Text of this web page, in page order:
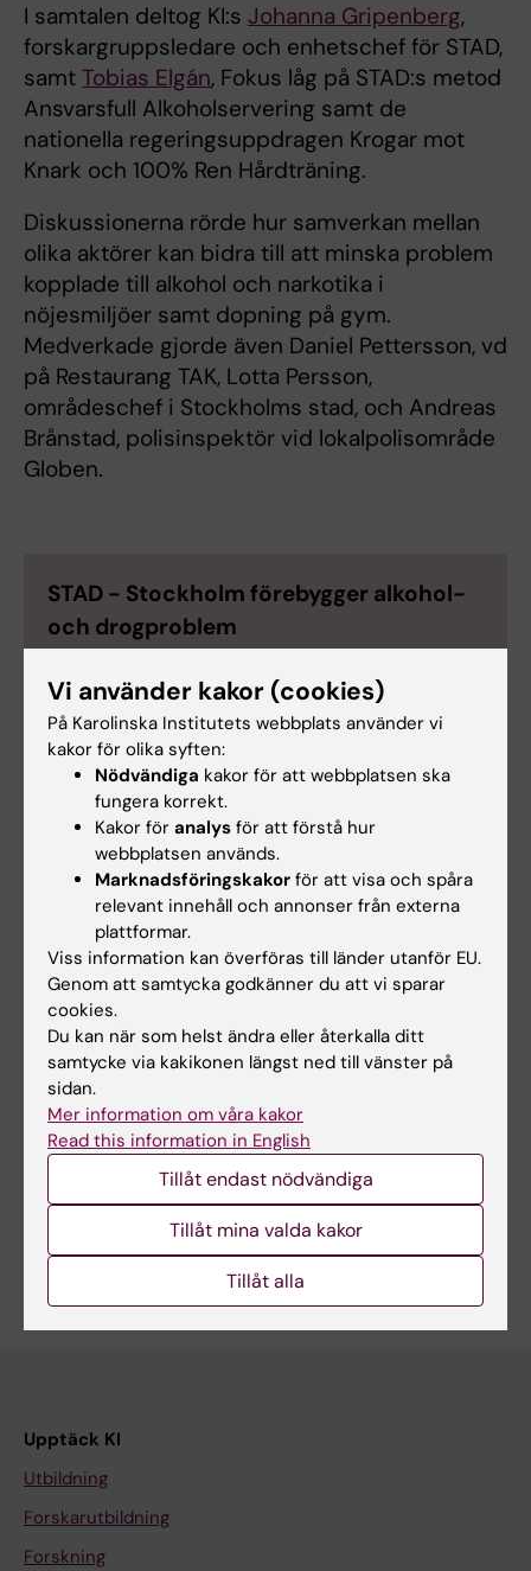
I samtalen deltog KI:s Johanna Gripenberg,
forskargruppsledare och enhetschef för STAD,
samt Tobias Elgán, Fokus låg på STAD:s metod
Ansvarsfull Alkoholservering samt de
nationella regeringsuppdragen Krogar mot
Knark och 100% Ren Hårdträning.
Diskussionerna rörde hur samverkan mellan
olika aktörer kan bidra till att minska problem
kopplade till alkohol och narkotika i
nöjesmiljöer samt dopning på gym.
Medverkade gjorde även Daniel Pettersson, vd
på Restaurang TAK, Lotta Persson,
områdeschef i Stockholms stad, och Andreas
Brånstad, polisinspektör vid lokalpolisområde
Globen.
STAD - Stockholm förebygger alkohol-
och drogproblem
narkotika- och dopningsförebyggande arbete vid
Centrum för psykiatriforskning,Institutionen för
klinisk neurovetenskap
Verksamheten utvecklar, implementerar,
utvärderar och sprider evidensbaserade metoder
och samverkar med myndigheter, kommuner och
andra aktörer för att bidra till tryggare och mer
hållbara samhällsmiljöer.
Uppdaterad av:
Ann Hagerborn
2026-04-24
Innehållsgranskare:
Tobias Elgan
Upptäck KI
Utbildning
Forskarutbildning
Forskning
Vi använder kakor (cookies)
På Karolinska Institutets webbplats använder vi
kakor för olika syften:
Nödvändiga kakor för att webbplatsen ska
fungera korrekt.
Kakor för analys för att förstå hur
webbplatsen används.
Marknadsföringskakor för att visa och spåra
relevant innehåll och annonser från externa
plattformar.
Viss information kan överföras till länder utanför EU.
Genom att samtycka godkänner du att vi sparar
cookies.
Du kan när som helst ändra eller återkalla ditt
samtycke via kakikonen längst ned till vänster på
sidan.
Mer information om våra kakor
Read this information in English
Tillåt endast nödvändiga
Tillåt mina valda kakor
Tillåt alla